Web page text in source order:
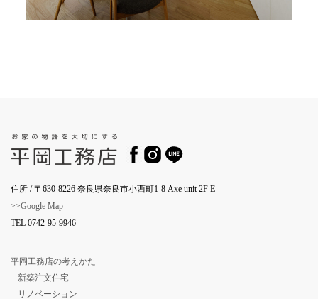
住所 / 〒630-8226 奈良県奈良市小西町1-8 Axe unit 2F E
>>Google Map
TEL 0742-95-9946
平岡工務店の考えかた
新築注文住宅
リノベーション